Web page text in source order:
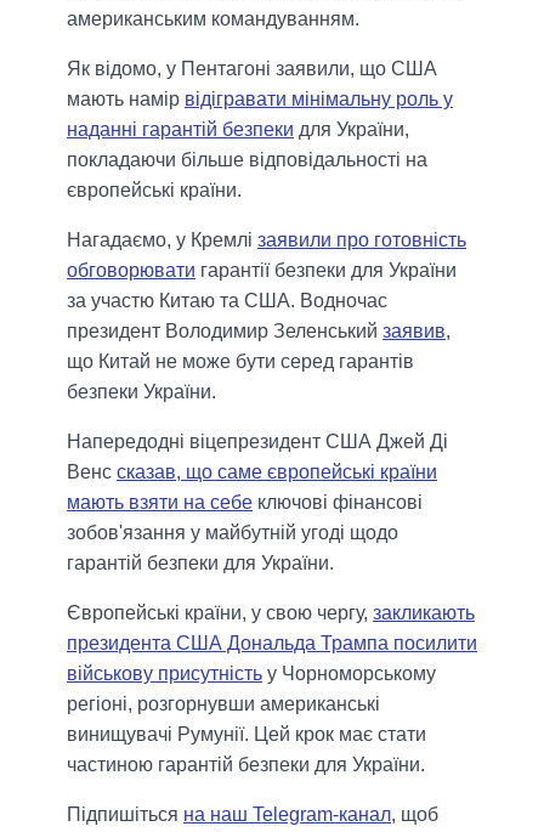
американським командуванням.
Як відомо, у Пентагоні заявили, що США
мають намір відігравати мінімальну роль у
наданні гарантій безпеки для України,
покладаючи більше відповідальності на
європейські країни.
Нагадаємо, у Кремлі заявили про готовність
обговорювати гарантії безпеки для України
за участю Китаю та США. Водночас
президент Володимир Зеленський заявив,
що Китай не може бути серед гарантів
безпеки України.
Напередодні віцепрезидент США Джей Ді
Венс сказав, що саме європейські країни
мають взяти на себе ключові фінансові
зобов'язання у майбутній угоді щодо
гарантій безпеки для України.
Європейські країни, у свою чергу, закликають
президента США Дональда Трампа посилити
військову присутність у Чорноморському
регіоні, розгорнувши американські
винищувачі Румунії. Цей крок має стати
частиною гарантій безпеки для України.
Підпишіться на наш Telegram-канал, щоб